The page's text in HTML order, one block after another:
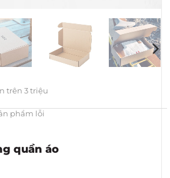
trên 3 triệu
phẩm lỗi
quần áo